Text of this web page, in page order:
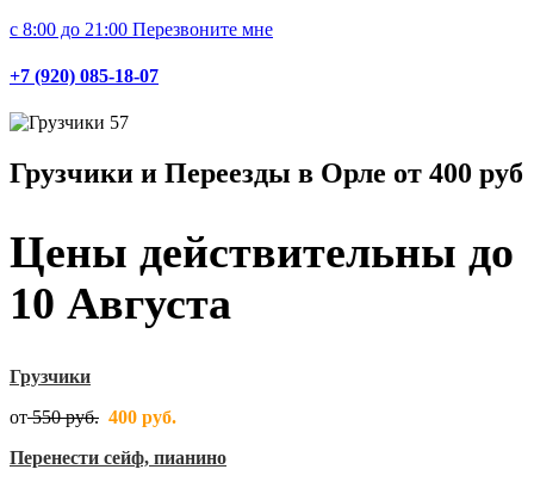
с 8:00 до 21:00 Перезвоните мне
+7 (920) 085-18-07
Грузчики и Переезды в Орле от 400 руб
Цены действительны до
10 Августа
Грузчики
от550 руб. 400 руб.
Перенести сейф, пианино